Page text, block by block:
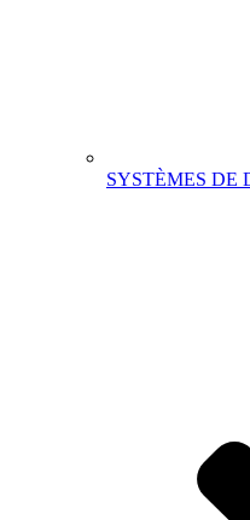
SYSTÈMES DE